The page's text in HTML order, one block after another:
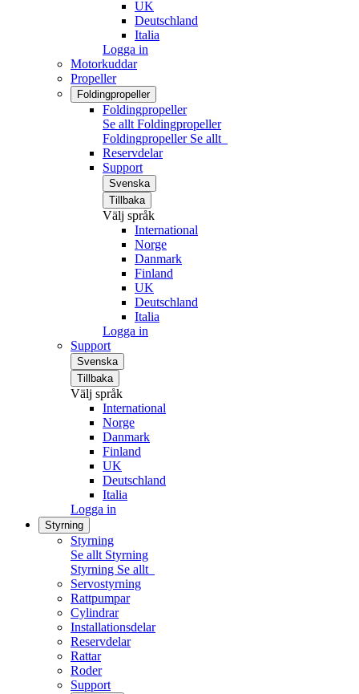
UK
Deutschland
Italia
Logga in
Motorkuddar
Propeller
Foldingpropeller
Foldingpropeller
Se allt Foldingpropeller
Foldingpropeller Se allt
Reservdelar
Support
Svenska
Tillbaka
Välj språk
International
Norge
Danmark
Finland
UK
Deutschland
Italia
Logga in
Support
Svenska
Tillbaka
Välj språk
International
Norge
Danmark
Finland
UK
Deutschland
Italia
Logga in
Styrning
Styrning
Se allt Styrning
Styrning Se allt
Servostyrning
Rattpumpar
Cylindrar
Installationsdelar
Reservdelar
Rattar
Roder
Support